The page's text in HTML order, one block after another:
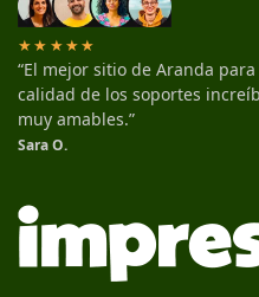
★★★★★
“El mejor sitio de Aranda
calidad de los soportes
muy amables.”
Sara O.